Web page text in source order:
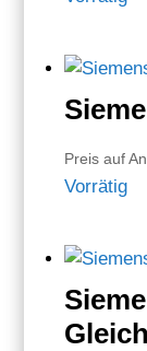
Preis auf
Vorrätig